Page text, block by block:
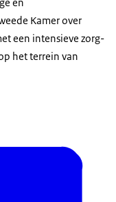
Kamer over
een intensieve zorg-
het terrein van